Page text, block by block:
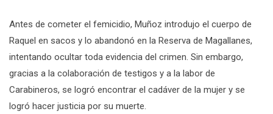
Antes de cometer el femicidio, Muñoz introdujo el cuerpo de
Raquel en sacos y lo abandonó en la Reserva de Magallanes,
intentando ocultar toda evidencia del crimen. Sin embargo,
gracias a la colaboración de testigos y a la labor de
Carabineros, se logró encontrar el cadáver de la mujer y se
logró hacer justicia por su muerte.